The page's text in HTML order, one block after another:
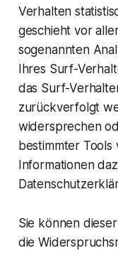
Verhalten
geschieht vor
sogenannten
Ihres Surf-
das Surf-
zurückverfolgt
widersprechen
bestimmter
Informationen
Sie können
die